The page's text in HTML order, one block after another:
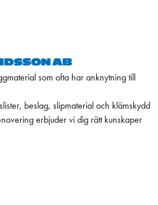
som ofta har anknytning till
beslag, slipmaterial och klämskydd
erbjuder vi dig rätt kunskaper